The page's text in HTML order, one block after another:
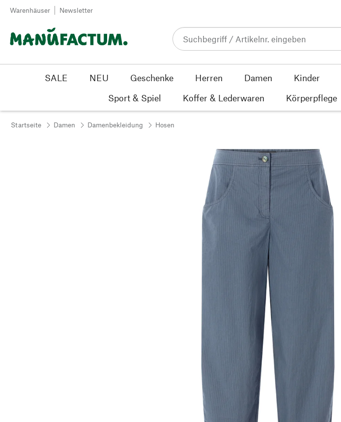
Zum Inhalt springen
Warenhäuser Newsletter
SALE NEU Geschenke Herren Damen Kinder
Sport & Spiel
Koffer & Lederwaren Körperpflege
Startseite Damen Damenbekleidung Hosen